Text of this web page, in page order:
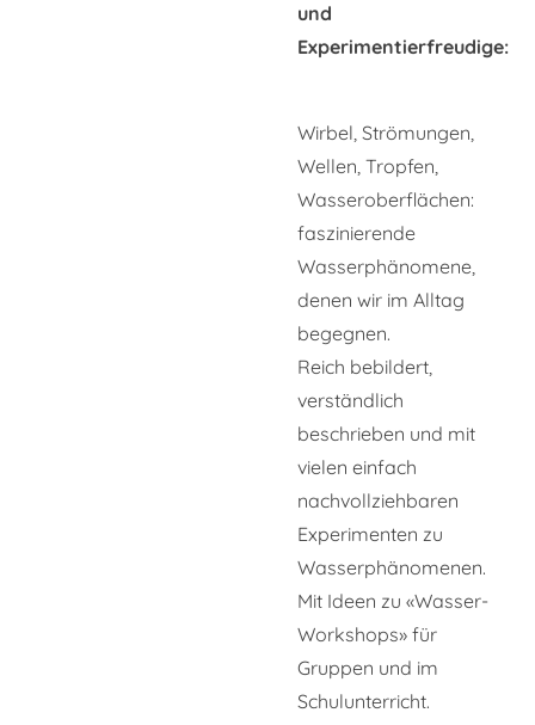
und
Experimentierfreudige:
Wirbel, Strömungen,
Wellen, Tropfen,
Wasseroberflächen:
faszinierende
Wasserphänomene,
denen wir im Alltag
begegnen.
Reich bebildert,
verständlich
beschrieben und mit
vielen einfach
nachvollziehbaren
Experimenten zu
Wasserphänomenen.
Mit Ideen zu «Wasser-
Workshops» für
Gruppen und im
Schulunterricht.